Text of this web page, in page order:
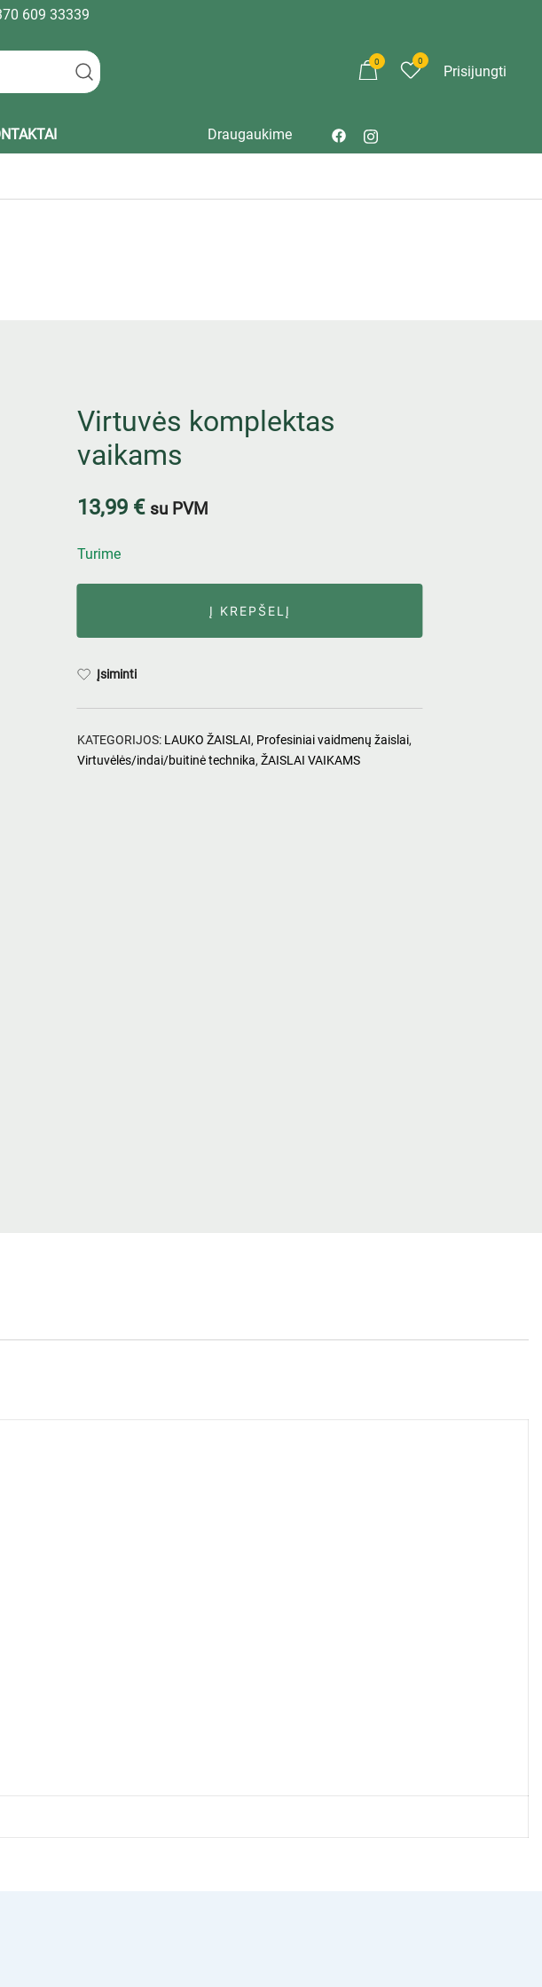
609 33339
0 0
Prisijungti
Draugaukime
Virtuvės komplektas
vaikams
13,99 € su PVM
Turime
Į KREPŠELĮ
Įsiminti
KATEGORIJOS: LAUKO ŽAISLAI, Profesiniai vaidmenų žaislai,
Virtuvėlės/indai/buitinė technika, ŽAISLAI VAIKAMS